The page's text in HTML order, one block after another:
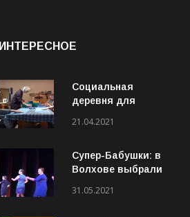
ИНТЕРЕСНОЕ
Социальная
деревня для
21.04.2021
Супер-Бабушки: в
Волхове выбрали
(ВИДЕО)
31.05.2021